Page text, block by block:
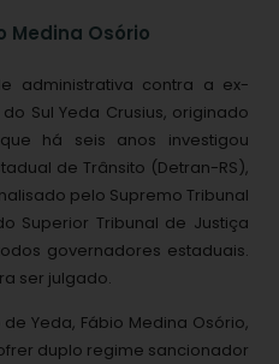
Medina Osório
administrativa contra a ex-
Sul Yeda Crusius, originado
há seis anos investigou
de Trânsito (Detran-RS),
pelo Supremo Tribunal
Superior Tribunal de Justiça
governadores estaduais.
ser julgado.
Yeda, Fábio Medina Osório,
duplo regime sancionador